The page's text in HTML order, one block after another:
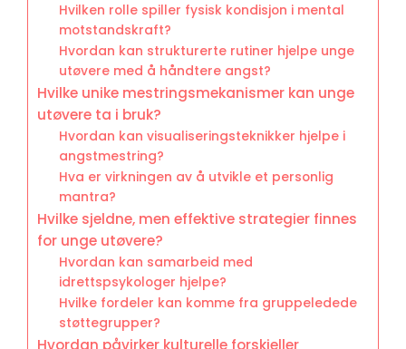
Hvilken rolle spiller fysisk kondisjon i mental
motstandskraft?
Hvordan kan strukturerte rutiner hjelpe unge
utøvere med å håndtere angst?
Hvilke unike mestringsmekanismer kan unge
utøvere ta i bruk?
Hvordan kan visualiseringsteknikker hjelpe i
angstmestring?
Hva er virkningen av å utvikle et personlig
mantra?
Hvilke sjeldne, men effektive strategier finnes
for unge utøvere?
Hvordan kan samarbeid med
idrettspsykologer hjelpe?
Hvilke fordeler kan komme fra gruppeledede
støttegrupper?
Hvordan påvirker kulturelle forskjeller